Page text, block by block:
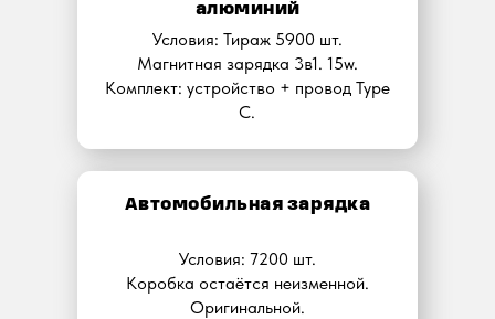
алюминий
Условия: Тираж 5900 шт.
Магнитная зарядка 3в1. 15w.
Комплект: устройство + провод Type
C.
Автомобильная зарядка
Условия: 7200 шт.
Коробка остаётся неизменной.
Оригинальной.